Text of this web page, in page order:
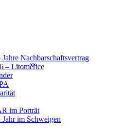
Nachbarschaftsvertrag
– Litoměřice
im Porträt
im Schweigen